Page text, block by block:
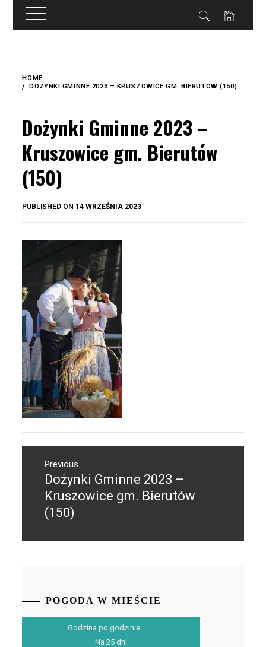
treści
content
HOME
DOŻYNKI GMINNE 2023 – KRUSZOWICE GM. BIERUTÓW (150)
Dożynki Gminne 2023 –
Kruszowice gm. Bierutów
(150)
PUBLISHED ON 14 WRZEŚNIA 2023
wpisuPrevious
Previous
post:
Dożynki Gminne 2023 –
Kruszowice gm. Bierutów
(150)
POGODA W MIEŚCIE
Godzina po godzinie
Na 25 dni